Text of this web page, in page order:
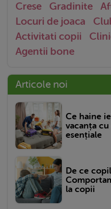
Crese Gradinite
Locuri de joaca
Activitati copii
Agentii bone
Articole noi
Ce haine
vacanța
esențiale
De ce
la copii